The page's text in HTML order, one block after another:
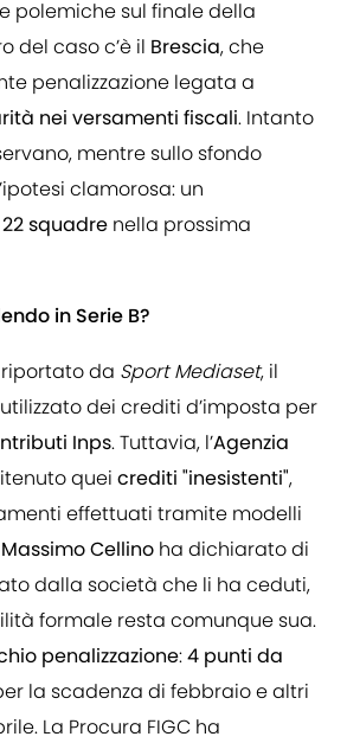
polemiche sul finale della
del caso c’è il Brescia, che
penalizzazione legata a
nei versamenti fiscali. Intanto
mentre sullo sfondo
clamorosa: un
squadre nella prossima
in Serie B?
da Sport Mediaset, il
dei crediti d’imposta per
Inps. Tuttavia, l’Agenzia
quei crediti "inesistenti",
effettuati tramite modelli
Massimo Cellino ha dichiarato di
dalla società che li ha ceduti,
formale resta comunque sua.
penalizzazione:4 punti da
la scadenza di febbraio e altri
La Procura FIGC ha